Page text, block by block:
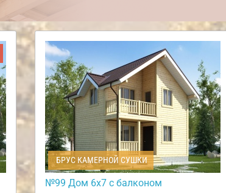
БРУС КАМЕРНОЙ СУШКИ
№99 Дом 6х7 с балконом